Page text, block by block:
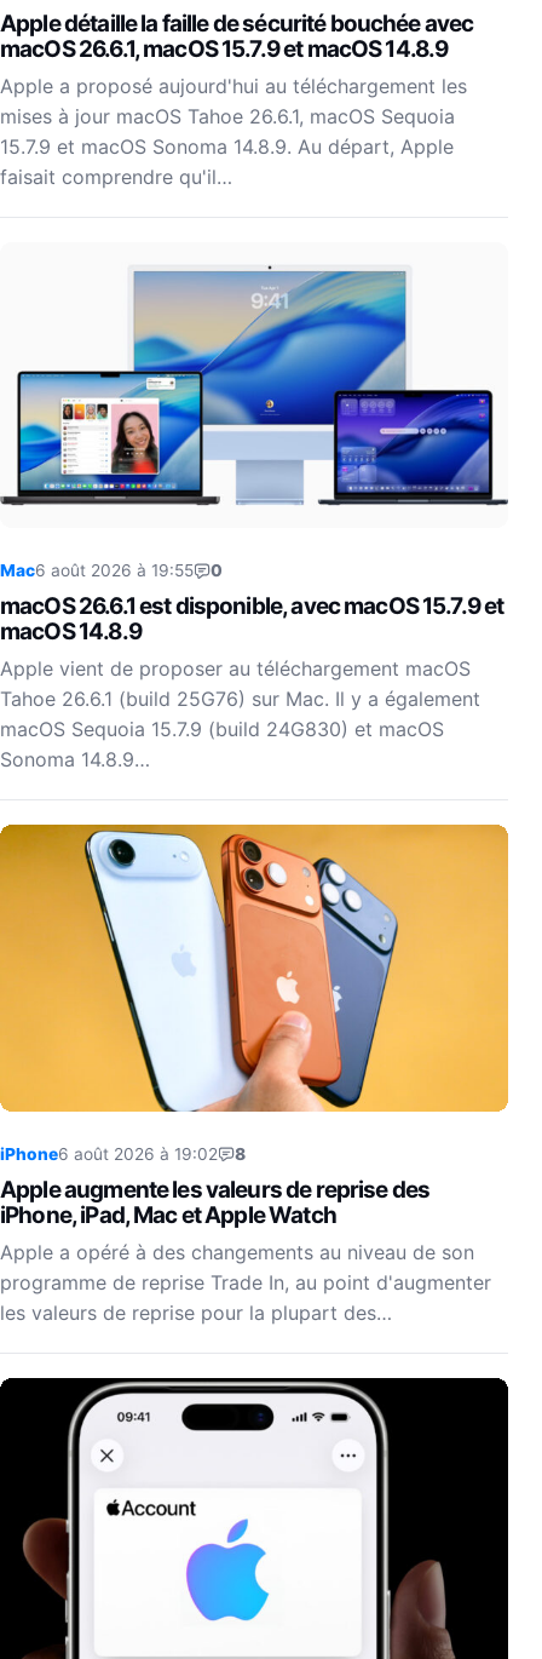
Apple détaille la faille de sécurité bouchée avec
macOS 26.6.1, macOS 15.7.9 et macOS 14.8.9
Apple a proposé aujourd'hui au téléchargement les
mises à jour macOS Tahoe 26.6.1, macOS Sequoia
15.7.9 et macOS Sonoma 14.8.9. Au départ, Apple
faisait comprendre qu'il…
Mac6 août 2026 à 19:55 0
macOS 26.6.1 est disponible, avec macOS 15.7.9 et
macOS 14.8.9
Apple vient de proposer au téléchargement macOS
Tahoe 26.6.1 (build 25G76) sur Mac. Il y a également
macOS Sequoia 15.7.9 (build 24G830) et macOS
Sonoma 14.8.9…
iPhone6 août 2026 à 19:02 8
Apple augmente les valeurs de reprise des
iPhone, iPad, Mac et Apple Watch
Apple a opéré à des changements au niveau de son
programme de reprise Trade In, au point d'augmenter
les valeurs de reprise pour la plupart des…